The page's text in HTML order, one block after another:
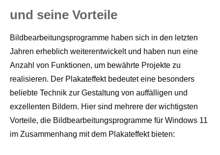
und seine Vorteile
Bildbearbeitungsprogramme haben sich in den letzten
Jahren erheblich weiterentwickelt und haben nun eine
Anzahl von Funktionen, um bewährte Projekte zu
realisieren. Der Plakateffekt bedeutet eine besonders
beliebte Technik zur Gestaltung von auffälligen und
exzellenten Bildern. Hier sind mehrere der wichtigsten
Vorteile, die Bildbearbeitungsprogramme für Windows 11
im Zusammenhang mit dem Plakateffekt bieten: